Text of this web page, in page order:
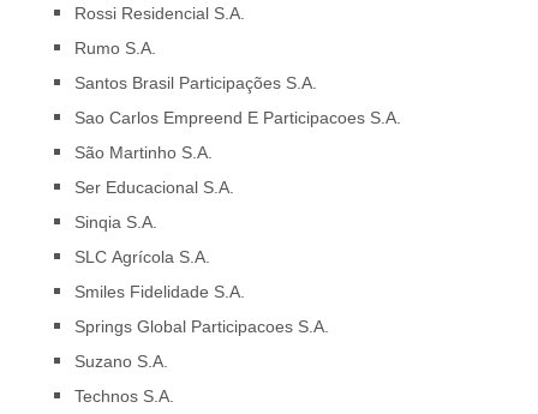
Rossi Residencial S.A.
Rumo S.A.
Santos Brasil Participações S.A.
Sao Carlos Empreend E Participacoes S.A.
São Martinho S.A.
Ser Educacional S.A.
Sinqia S.A.
SLC Agrícola S.A.
Smiles Fidelidade S.A.
Springs Global Participacoes S.A.
Suzano S.A.
Technos S.A.